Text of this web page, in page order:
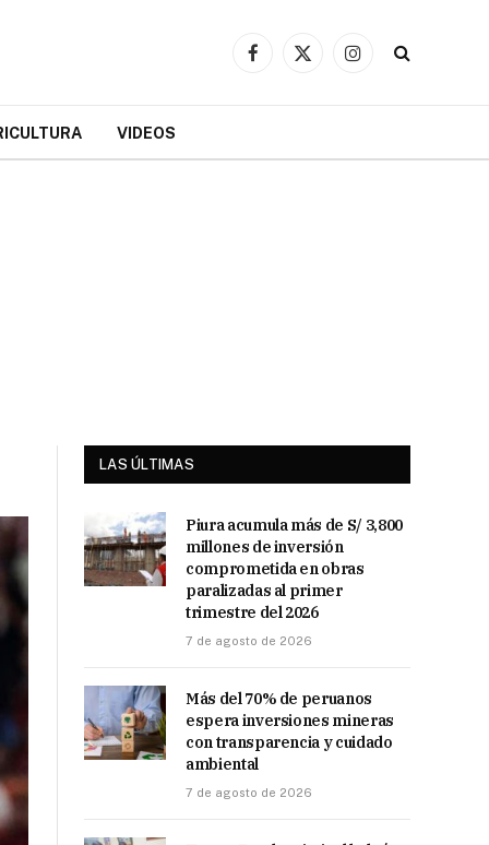
Facebook
X
Instagram
VIDEOS
LAS ÚLTIMAS
Piura acumula más de S/ 3,800
millones de inversión
comprometida en obras
paralizadas al primer
trimestre del 2026
7 de agosto de 2026
Más del 70% de peruanos
espera inversiones mineras
con transparencia y cuidado
ambiental
7 de agosto de 2026